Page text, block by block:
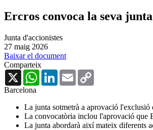
Ercros convoca la seva
Junta d'accionistes
27 maig 2026
Baixar el document
Comparteix
X
WhatsAppLinkedInEmail
Barcelona
La junta sotmetrà a aprovació l'exclusió
La convocatòria inclou l'aprovació que
La junta abordarà així mateix diferents